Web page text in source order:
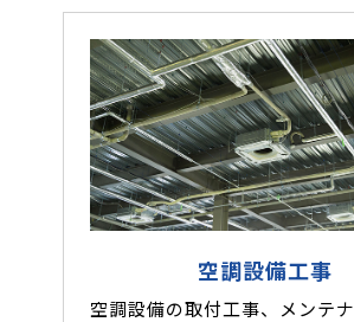
空調設備工事
空調設備の取付工事、メンテ